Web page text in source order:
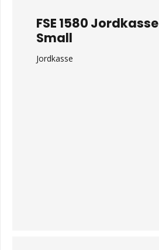
FSE 1580 Jordkasse
Small
Jordkasse